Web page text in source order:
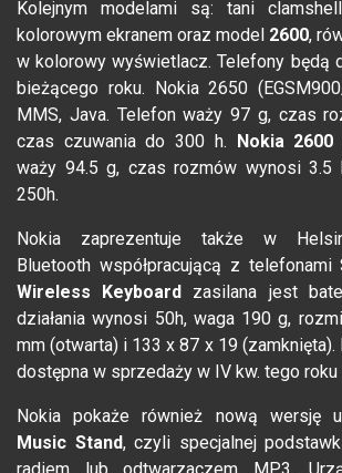
Kolejnym modelami są: tani
kolorowym ekranem oraz model 2600,
w kolorowy wyświetlacz. Telefony będą
bieżącego roku. Nokia 2650
MMS, Java. Telefon waży 97 g, czas
czas czuwania do 300 h.
Nokia 2600
waży 94.5 g, czas rozmów wynosi 3.5
250h.
Nokia zaprezentuje także w
Bluetooth współpracującą z telefonami
Wireless Keyboard
zasilana jest
działania wynosi 50h, waga 190 g,
mm (otwarta) i 133 x 87 x 19 (zamknięta).
dostępna w sprzedaży w IV kw. tego
Nokia pokaże również nową wersję
Music Stand, czyli specjalnej